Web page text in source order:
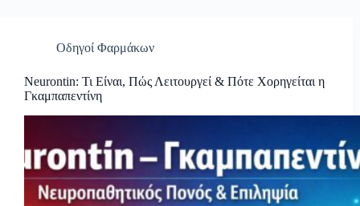
Οδηγοί Φαρμάκων
Neurontin: Τι Είναι, Πώς Λειτουργεί & Πότε Χορηγείται η
Γκαμπαπεντίνη